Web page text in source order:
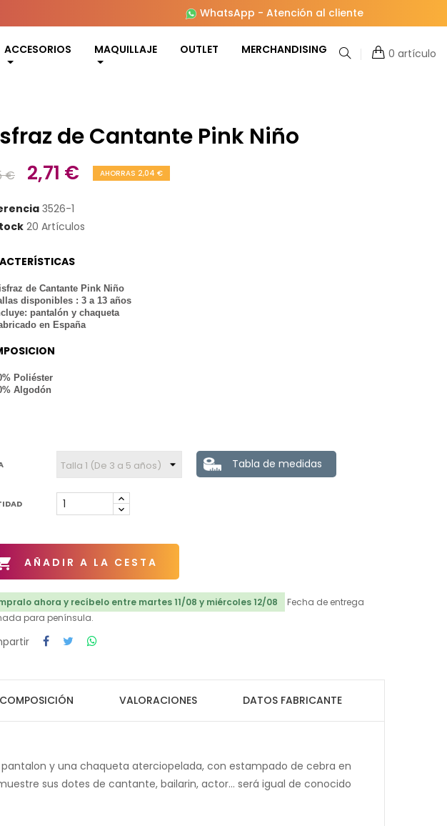
WhatsApp - Atención al cliente
ACCESORIOS MAQUILLAJE OUTLET MERCHANDISING 0 artículo
de Cantante Pink Niño
€ 2,71 € AHORRAS 2,04 €
3526-1
20 Artículos
de Cantante Pink Niño
disponibles : 3 a 13 años
pantalón y chaqueta
en España
Poliéster
Algodón
Tabla de medidas
AÑADIR A LA CESTA
ahora y recíbelo entre martes 11/08 y miércoles 12/08
Fecha de entrega
para península.
COMPOSICIÓN VALORACIONES DATOS FABRICANTE
y una chaqueta aterciopelada, con estampado de cebra en
sus dotes de cantante, bailarin, actor... será igual de conocido